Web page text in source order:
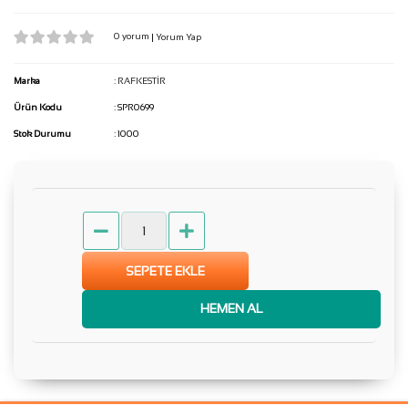
0 yorum | Yorum Yap
Marka : RAFKESTİR
Ürün Kodu : SPR0699
Stok Durumu : 1000
SEPETE EKLE
HEMEN AL